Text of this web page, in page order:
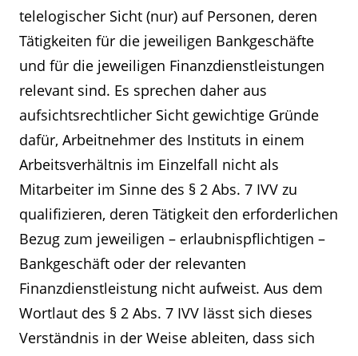
telelogischer Sicht (nur) auf Personen, deren
Tätigkeiten für die jeweiligen Bankgeschäfte
und für die jeweiligen Finanzdienstleistungen
relevant sind. Es sprechen daher aus
aufsichtsrechtlicher Sicht gewichtige Gründe
dafür, Arbeitnehmer des Instituts in einem
Arbeitsverhältnis im Einzelfall nicht als
Mitarbeiter im Sinne des § 2 Abs. 7 IVV zu
qualifizieren, deren Tätigkeit den erforderlichen
Bezug zum jeweiligen – erlaubnispflichtigen –
Bankgeschäft oder der relevanten
Finanzdienstleistung nicht aufweist. Aus dem
Wortlaut des § 2 Abs. 7 IVV lässt sich dieses
Verständnis in der Weise ableiten, dass sich